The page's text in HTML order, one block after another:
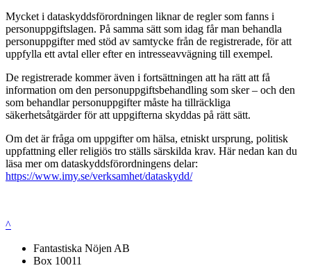
Mycket i dataskyddsförordningen liknar de regler som fanns i
personuppgiftslagen. På samma sätt som idag får man behandla
personuppgifter med stöd av samtycke från de registrerade, för att
uppfylla ett avtal eller efter en intresseavvägning till exempel.
De registrerade kommer även i fortsättningen att ha rätt att få
information om den personuppgiftsbehandling som sker – och den
som behandlar personuppgifter måste ha tillräckliga
säkerhetsåtgärder för att uppgifterna skyddas på rätt sätt.
Om det är fråga om uppgifter om hälsa, etniskt ursprung, politisk
uppfattning eller religiös tro ställs särskilda krav. Här nedan kan du
läsa mer om dataskyddsförordningens delar:
https://www.imy.se/verksamhet/dataskydd/
^
Fantastiska Nöjen AB
Box 10011